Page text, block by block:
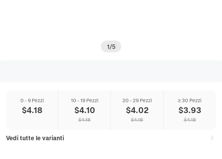
1/5
0 - 9 Pezzi
$4.18
10 - 19 Pezzi
$4.10
$4.18
20 - 29 Pezzi
$4.02
$4.18
≥ 30 Pezzi
$3.93
$4.18
Vedi tutte le varianti